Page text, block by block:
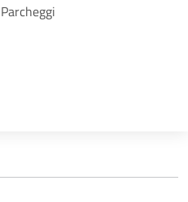
Parcheggi